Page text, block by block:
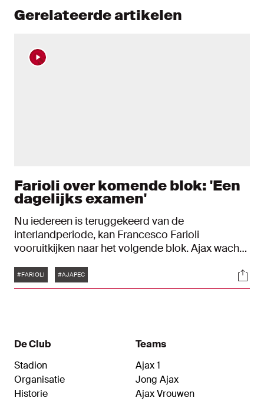
Gerelateerde artikelen
Farioli over komende blok: 'Een
dagelijks examen'
Nu iedereen is teruggekeerd van de
interlandperiode, kan Francesco Farioli
vooruitkijken naar het volgende blok. Ajax wacht
negen wedstrijden, met PEC Zwolle als eerste
tegenstander aanstaande zondag. "Onze
Tags
#FARIOLI #AJAPEC
De Club
Stadion
Organisatie
Historie
Teams
Ajax 1
Jong Ajax
Ajax Vrouwen